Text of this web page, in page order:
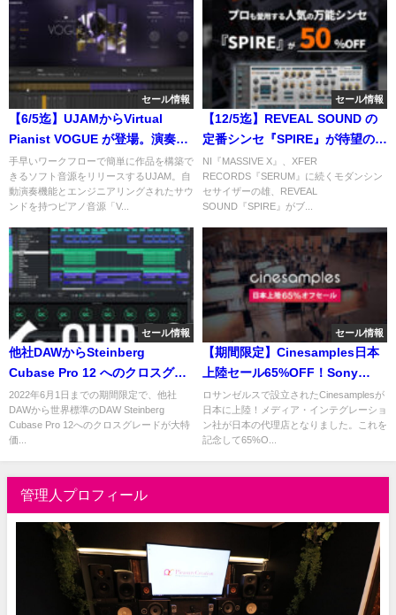
セール情報
【6/5迄】UJAMからVirtual
Pianist VOGUE が登場。演奏ス
キルがなくてもピアノトラック
を完成できるソフト音源がイン
トロセール中！
手早いワークフローで簡単に作品を構築で
きるソフト音源をリリースするUJAM。自
動演奏機能とエンジニアリングされたサウ
ンドを持つピアノ音源「V...
セール情報
【12/5迄】REVEAL SOUND の
定番シンセ『SPIRE』が待望のブ
ラックフライデーセールで半
額！
NI『MASSIVE X』、XFER
RECORDS『SERUM』に続くモダンシン
セサイザーの雄、REVEAL
SOUND『SPIRE』がブ...
セール情報
他社DAWからSteinberg
Cubase Pro 12 へのクロスグレ
ードが ¥33,000！期間限定セー
ル中
2022年6月1日までの期間限定で、他社
DAWから世界標準のDAW Steinberg
Cubase Pro 12へのクロスグレードが大特
価...
セール情報
【期間限定】Cinesamples日本
上陸セール65%OFF！Sony
Scoring Stage収録のハリウッド
サウンドで収録されたオーケス
トラ/シネマティック音源
ロサンゼルスで設立されたCinesamplesが
日本に上陸！メディア・インテグレーショ
ン社が日本の代理店となりました。これを
記念して65%O...
管理人プロフィール